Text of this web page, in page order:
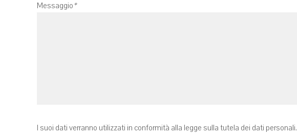
Messaggio*
I suoi dati verranno utilizzati in conformità alla legge sulla tutela dei dati personali.